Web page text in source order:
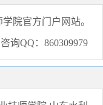
院官方门户网站。
询QQ：860309979